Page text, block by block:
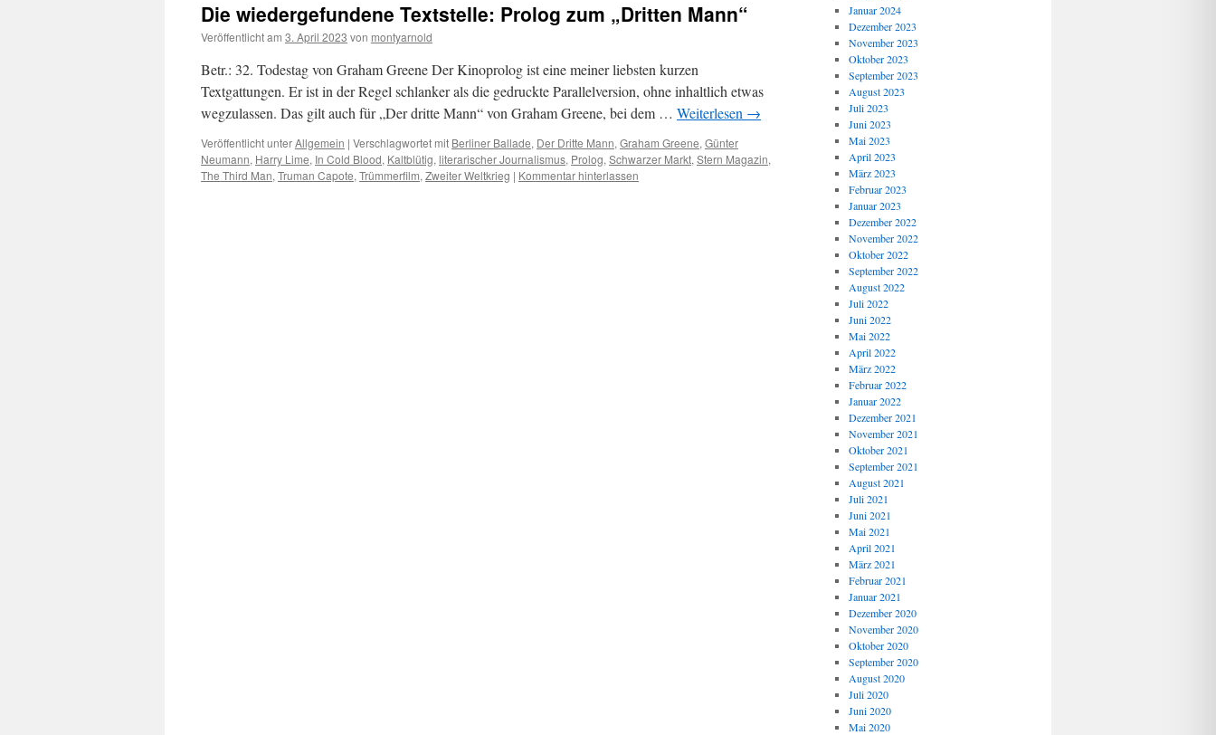
Die wiedergefundene Textstelle: Prolog zum „Dritten Mann“
Veröffentlicht am 3. April 2023 von montyarnold
Betr.: 32. Todestag von Graham Greene Der Kinoprolog ist eine meiner liebsten kurzen
Textgattungen. Er ist in der Regel schlanker als die gedruckte Parallelversion, ohne inhaltlich etwas
wegzulassen. Das gilt auch für „Der dritte Mann“ von Graham Greene, bei dem … Weiterlesen →
Veröffentlicht unterAllgemein | Verschlagwortet mit Berliner Ballade, Der Dritte Mann, Graham Greene, Günter
Neumann, Harry Lime, In Cold Blood, Kaltblütig, literarischer Journalismus, Prolog, Schwarzer Markt, Stern Magazin,
The Third Man, Truman Capote, Trümmerfilm, Zweiter Weltkrieg | Kommentar hinterlassen
Januar 2024
Dezember 2023
November 2023
Oktober 2023
September 2023
August 2023
Juli 2023
Juni 2023
Mai 2023
April 2023
März 2023
Februar 2023
Januar 2023
Dezember 2022
November 2022
Oktober 2022
September 2022
August 2022
Juli 2022
Juni 2022
Mai 2022
April 2022
März 2022
Februar 2022
Januar 2022
Dezember 2021
November 2021
Oktober 2021
September 2021
August 2021
Juli 2021
Juni 2021
Mai 2021
April 2021
März 2021
Februar 2021
Januar 2021
Dezember 2020
November 2020
Oktober 2020
September 2020
August 2020
Juli 2020
Juni 2020
Mai 2020